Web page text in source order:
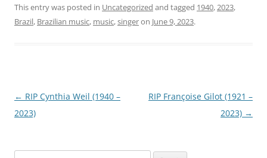
This entry was posted in Uncategorized and tagged 1940,2023,
Brazil, Brazilian music, music,singeron June 9, 2023.
Post
navigation
← RIP Cynthia Weil (1940 –
2023)
RIP Françoise Gilot (1921 –
2023) →